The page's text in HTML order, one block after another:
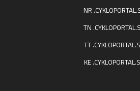
NR
TN
TT
KE